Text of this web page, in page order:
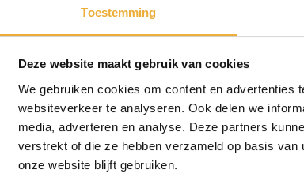
Toestemming
Deze website maakt gebruik van cookies
We gebruiken cookies om content en advertenties
websiteverkeer te analyseren. Ook delen we
media, adverteren en analyse. Deze partners
verstrekt of die ze hebben verzameld op basis
onze website blijft gebruiken.